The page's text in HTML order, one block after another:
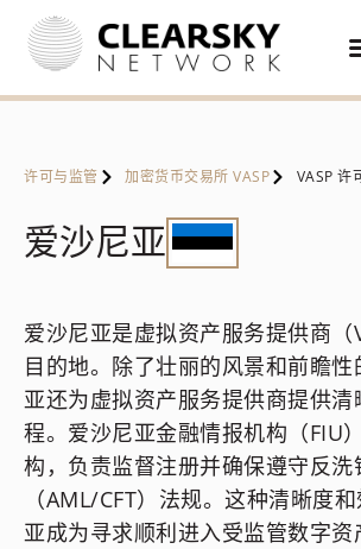
许可与监管 加密货币交易所 VASP VASP 许
爱沙尼亚
爱沙尼亚是虚拟资产服务提供商（
目的地。除了壮丽的风景和前瞻
亚还为虚拟资产服务提供商提供
程。爱沙尼亚金融情报机构（FIU
构，负责监督注册并确保遵守反洗
（AML/CFT）法规。这种清晰度
亚成为寻求顺利进入受监管数字